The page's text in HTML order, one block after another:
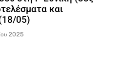
και
05)
2025